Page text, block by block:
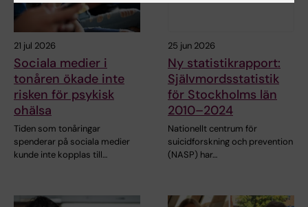
21 jul 2026
Sociala medier i
tonåren ökade inte
risken för psykisk
ohälsa
Tiden som tonåringar
spenderar på sociala medier
kunde inte kopplas till…
25 jun 2026
Ny statistikrapport:
Självmordsstatistik
för Stockholms län
2010–2024
Nationellt centrum för
suicidforskning och prevention
(NASP) har…